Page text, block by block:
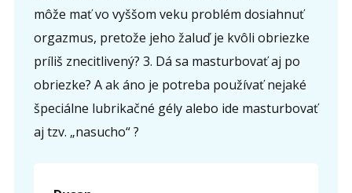
môže mať vo vyššom veku problém dosiahnuť
orgazmus, pretože jeho žaluď je kvôli obriezke
príliš znecitlivený? 3. Dá sa masturbovať aj po
obriezke? A ak áno je potreba používať nejaké
špeciálne lubrikačné gély alebo ide masturbovať
aj tzv. „nasucho“ ?